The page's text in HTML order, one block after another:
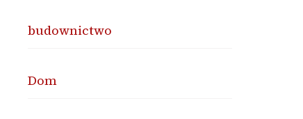
budownictwo
Dom